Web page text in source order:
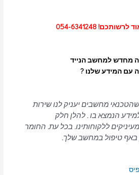
054-6341248
מחדש למחשב הנייד
עם המידע שלנו ?
מחשבים יעניק לנו שירות
הנמצא בו . להלן חלק
ללקוחותינו. בכל עת. החומר
באף טיפול במחשב שלך.